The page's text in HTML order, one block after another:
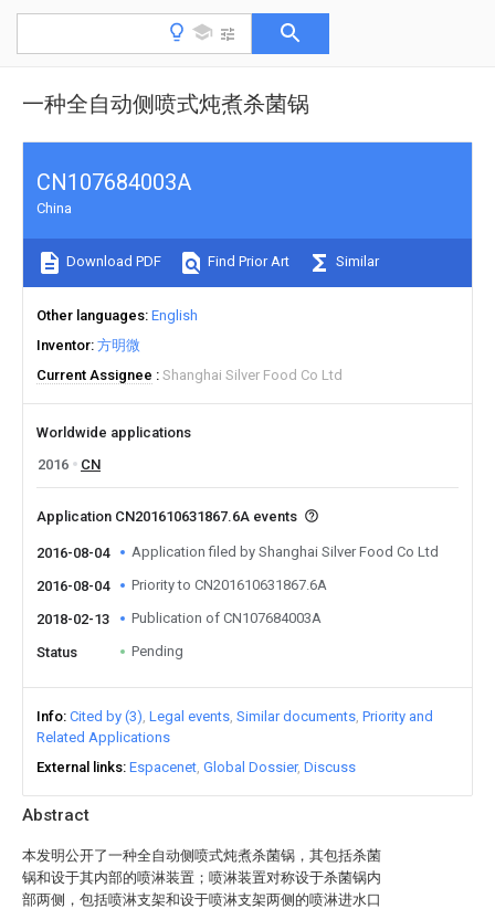
一种全自动侧喷式炖煮杀菌锅
Abstract
本发明公开了一种全自动侧喷式炖煮杀菌锅，其包括杀菌
锅和设于其内部的喷淋装置；喷淋装置对称设于杀菌锅内
部两侧，包括喷淋支架和设于喷淋支架两侧的喷淋进水口
CN107684003A
China
Download PDF Find Prior Art Similar
Other languages English
Inventor 方明微
Current Assignee
Shanghai Silver Food Co Ltd
Worldwide applications
2016
CN
Application CN201610631867.6A events
2016-08-04 Application filed by Shanghai Silver Food Co Ltd
2016-08-04 Priority to CN201610631867.6A
2018-02-13 Publication of CN107684003A
Status Pending
Info Cited by (3) Legal events Similar documents Priority and
Related Applications
External links Espacenet Global Dossier Discuss